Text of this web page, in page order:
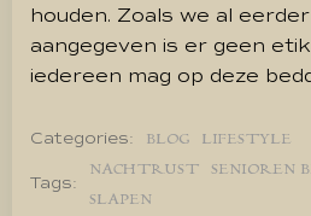
houden. Zoals we al
aangegeven is er geen
iedereen mag op deze
Categories: BLOG LIFESTYLE
Tags:
NACHTRUST SENIOREN
SLAPEN